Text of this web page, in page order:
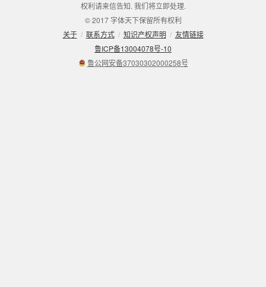
权利请来信告知. 我们将立即处理.
© 2017 字体天下保留所有权利
关于 / 联系方式 / 知识产权声明 / 友情链接
鲁ICP备13004078号-10
鲁公网安备37030302000258号